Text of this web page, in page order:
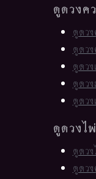
ดูดวงค
ดูดวง
ดูดว
ดูดวง
ดูดว
ดูดวง
ดูดวงไ
ดูดว
ดูดว